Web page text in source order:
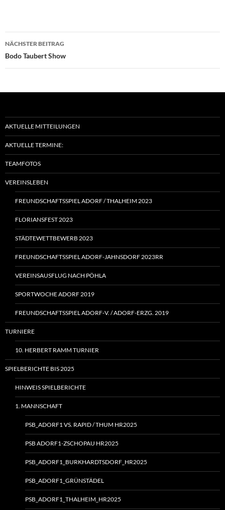
Beitragsnavigation
NÄCHSTER BEITRAG
Bodo Taubert Show
AKTUELLE MITTEILUNGEN
AKTUELLE TERMINE:
TEAMFOTOS
VEREINSLEBEN
FREUNDSCHAFTSSPIEL ADORF / THALHEIM 2023
FLORIANSFEST 2023
STÄDTEWETTBEWERB 2023
FREUNDSCHAFTSSPIEL ADORF-JAHNSDORF 2023RR
VEREINSAUSFLUG NACH PÖHLA
SPORTWOCHE ADORF 2019
FREUNDSCHAFTSSPIEL ADORF‑V. / ADORF-ERZG. 2019
TURNIERE
10. HERBERT RAMM TURNIER
SPIELBERICHTE BIS 2025
HINWEIS SPIELBERICHTE
1. MANNSCHAFT
PSB_ADORF1 VS. RAPID / THUM HR2025
PSB ADORF1-ZSCHOPAU HR2025
PSB_ADORF1_BURKHARDTSDORF_HR2025
PSB_ADORF1_GRÜNSTÄDEL
PSB_ADORF1_THALHEIM_HR2025